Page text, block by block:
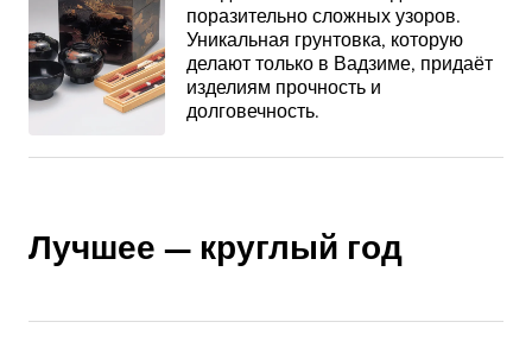
поразительно сложных узоров.
Уникальная грунтовка, которую
делают только в Вадзиме, придаёт
изделиям прочность и
долговечность.
Лучшее — круглый год